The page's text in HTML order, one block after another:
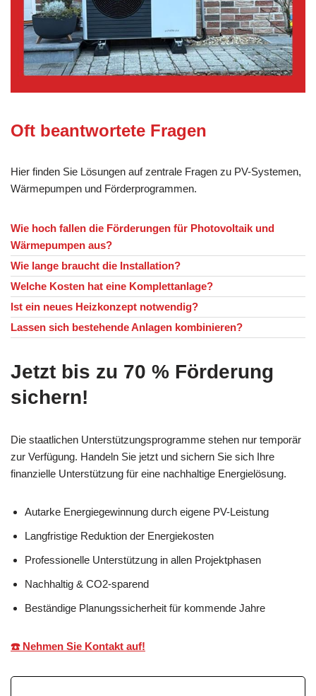
Oft beantwortete Fragen
Hier finden Sie Lösungen auf zentrale Fragen zu PV-Systemen,
Wärmepumpen und Förderprogrammen.
Wie hoch fallen die Förderungen für Photovoltaik und
Wärmepumpen aus?
Wie lange braucht die Installation?
Welche Kosten hat eine Komplettanlage?
Ist ein neues Heizkonzept notwendig?
Lassen sich bestehende Anlagen kombinieren?
Jetzt bis zu 70 % Förderung
sichern!
Die staatlichen Unterstützungsprogramme stehen nur temporär
zur Verfügung. Handeln Sie jetzt und sichern Sie sich Ihre
finanzielle Unterstützung für eine nachhaltige Energielösung.
Autarke Energiegewinnung durch eigene PV-Leistung
Langfristige Reduktion der Energiekosten
Professionelle Unterstützung in allen Projektphasen
Nachhaltig & CO2-sparend
Beständige Planungssicherheit für kommende Jahre
☎️ Nehmen Sie Kontakt auf!